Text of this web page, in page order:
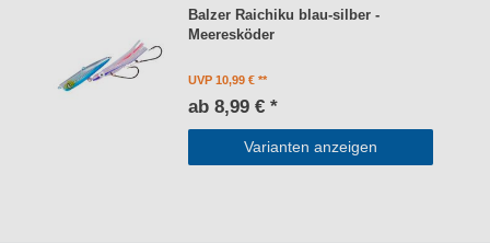
Balzer Raichiku blau-silber -
Meeresköder
UVP 10,99 €
ab 8,99 € *
Varianten anzeigen